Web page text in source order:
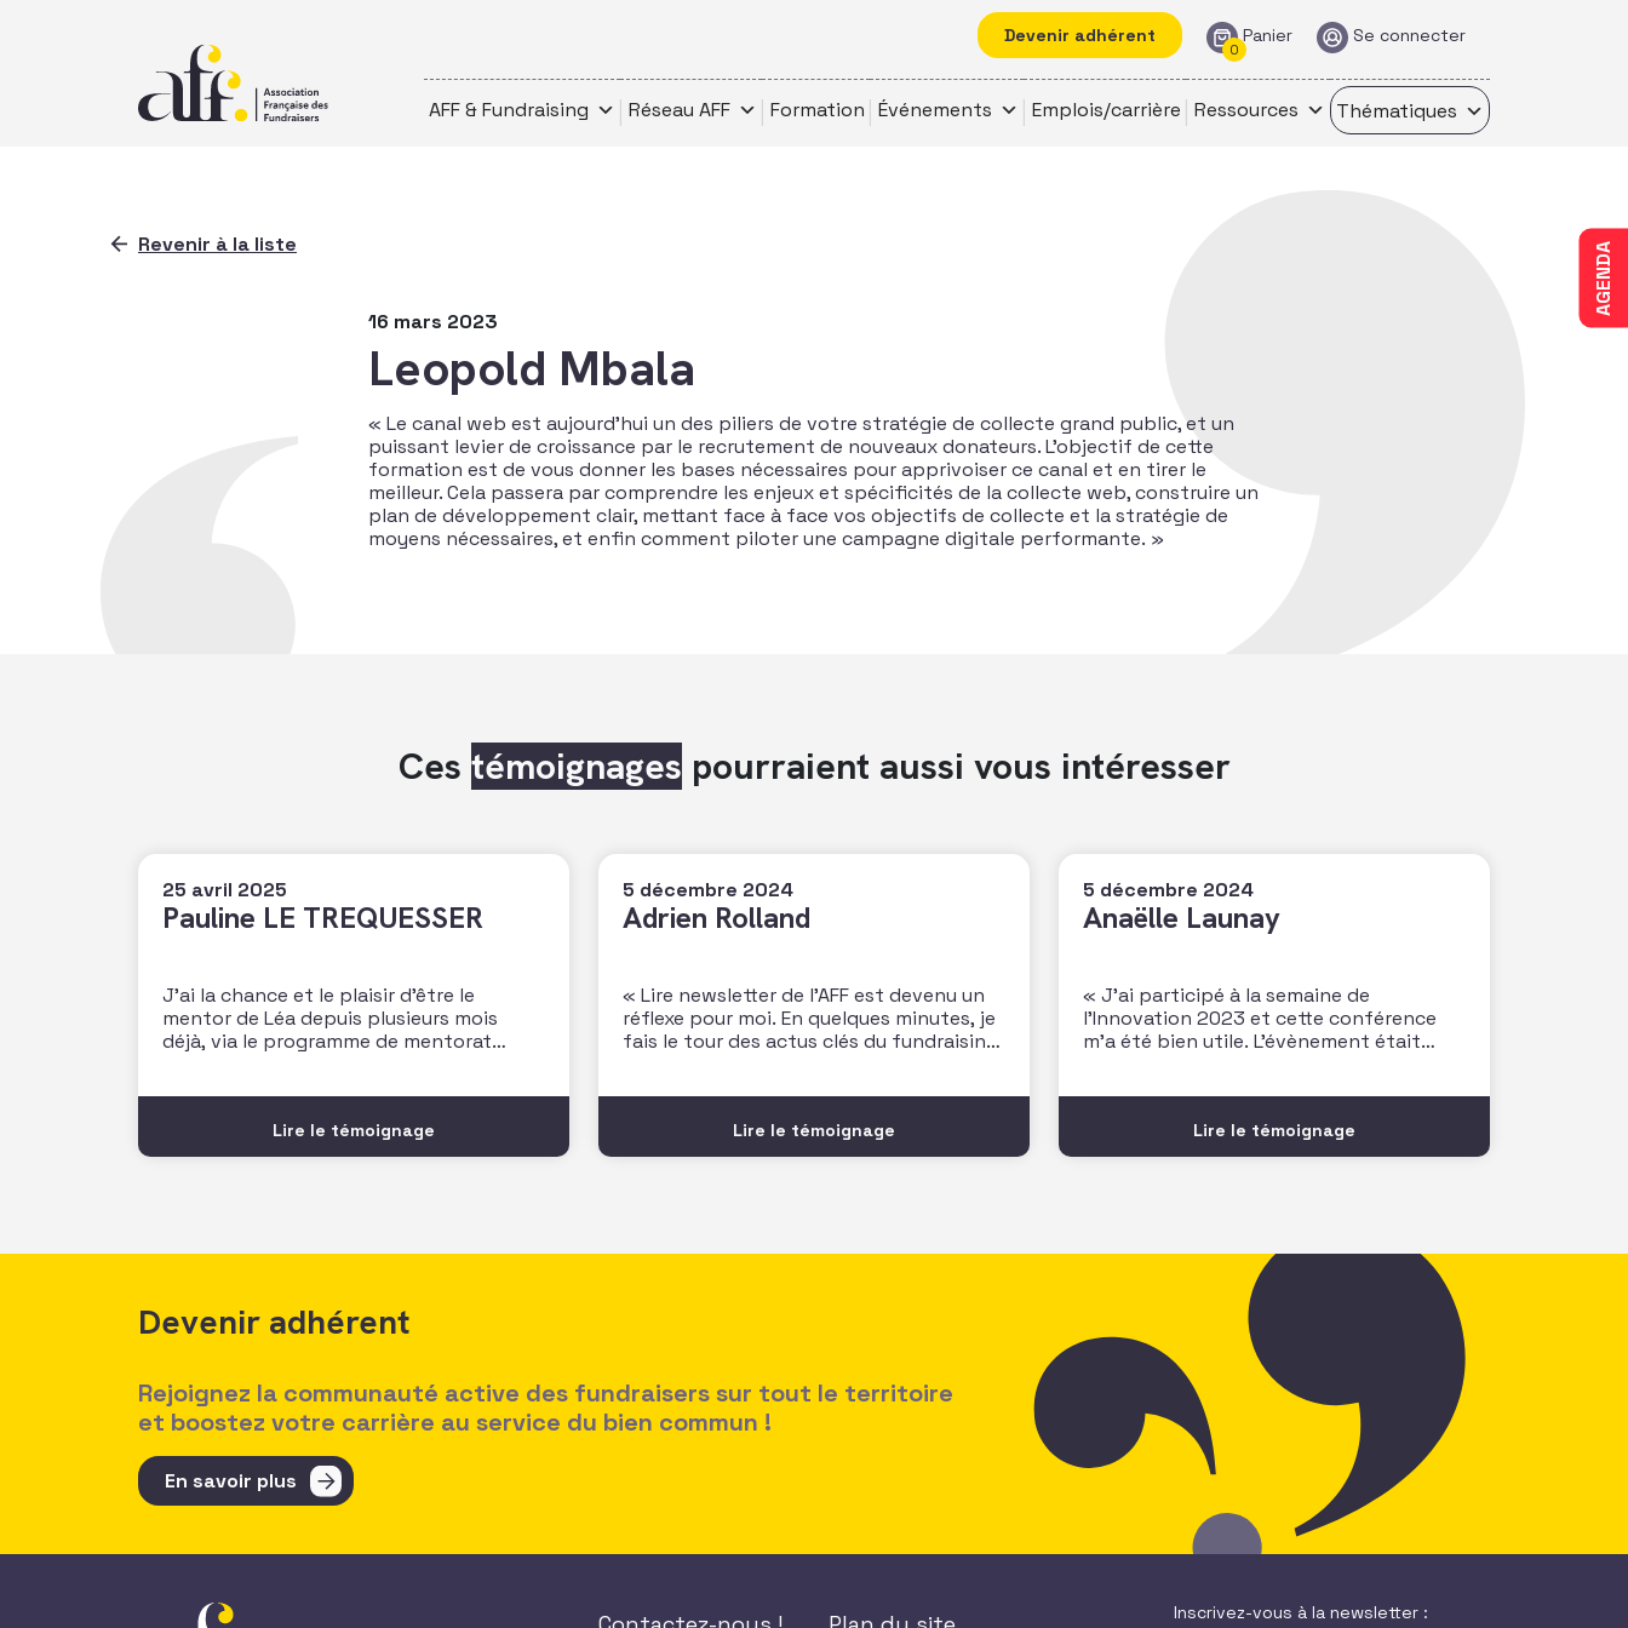
Devenir adhérent Panier
0
Se connecter
AFF & Fundraising Réseau AFF Formation Événements Emplois/carrière Ressources Thématiques
AGENDA
Revenir à la liste
16 mars 2023
Leopold Mbala
« Le canal web est aujourd’hui un des piliers de votre stratégie de collecte grand public, et un
puissant levier de croissance par le recrutement de nouveaux donateurs. L’objectif de cette
formation est de vous donner les bases nécessaires pour apprivoiser ce canal et en tirer le
meilleur. Cela passera par comprendre les enjeux et spécificités de la collecte web, construire un
plan de développement clair, mettant face à face vos objectifs de collecte et la stratégie de
moyens nécessaires, et enfin comment piloter une campagne digitale performante. »
Ces témoignages pourraient aussi vous intéresser
25 avril 2025
Pauline LE TREQUESSER
J’ai la chance et le plaisir d’être le
mentor de Léa depuis plusieurs mois
déjà, via le programme de mentorat
de talent, et de lui partager un peu de
mon expérience sur une
Lire le témoignage
5 décembre 2024
Adrien Rolland
« Lire newsletter de l’AFF est devenu un
réflexe pour moi. En quelques minutes, je
fais le tour des actus clés du fundraising,
connecté au secteur ! Un vrai plus dans
mon quotidien
Lire le témoignage
5 décembre 2024
Anaëlle Launay
« J’ai participé à la semaine de
l’Innovation 2023 et cette conférence
m’a été bien utile. L’évènement était
l’utilisation de l’écosystème pour
booster son innovation et son impact
Lire le témoignage
Devenir adhérent
Rejoignez la communauté active des fundraisers sur tout le territoire
et boostez votre carrière au service du bien commun !
En savoir plus
Inscrivez-vous à la newsletter :